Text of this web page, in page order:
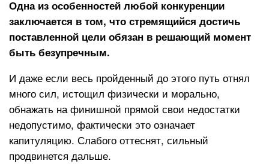
Одна из особенностей любой конкуренции
заключается в том, что стремящийся достичь
поставленной цели обязан в решающий момент
быть безупречным.
И даже если весь пройденный до этого путь отнял
много сил, истощил физически и морально,
обнажать на финишной прямой свои недостатки
недопустимо, фактически это означает
капитуляцию. Слабого оттеснят, сильный
продвинется дальше.